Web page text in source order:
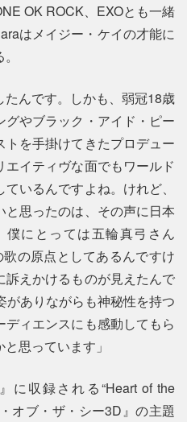
OK ROCK、EXOとも一緒
はメイジー・ケイの才能に
たんです。しかも、弱冠18歳
やブラック・アイド・ピー
を手掛けてきたプロデュー
イティヴな面でもワールド
いるんですよね。けれど、
思ったのは、その声に日本
にとっては五輪真弓さん
の原点としてあるんですけ
訴えかけるものが見えたんで
ありながらも神秘性を持つ
ィエンスにも感動してもら
思っています」
に収録される“Heart of the
オブ・ザ・シー3D』の主題